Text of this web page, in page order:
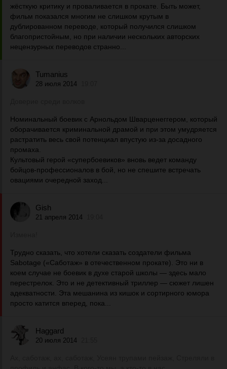
жёсткую критику и проваливается в прокате. Быть может,
фильм показался многим не слишком крутым в
дублированном переводе, который получился слишком
благопристойным, но при наличии нескольких авторских
нецензурных переводов странно...
Tumanius
28 июля 2014
Номинальный боевик с Арнольдом Шварценеггером, который
оборачивается криминальной драмой и при этом умудряется
растратить весь свой потенциал впустую из-за досадного
промаха.
Культовый герой «супербоевиков» вновь ведет команду
бойцов-профессионалов в бой, но не спешите встречать
овациями очередной заход...
Gish
21 апреля 2014
Трудно сказать, что хотели сказать создатели фильма
Sabotage («Саботаж» в отечественном прокате). Это ни в
коем случае не боевик в духе старой школы — здесь мало
перестрелок. Это и не детективный триллер — сюжет лишен
адекватности. Эта мешанина из кишок и сортирного юмора
просто катится вперед, пока...
Haggard
20 июля 2014